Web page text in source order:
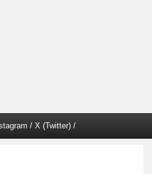
/ X (Twitter) /